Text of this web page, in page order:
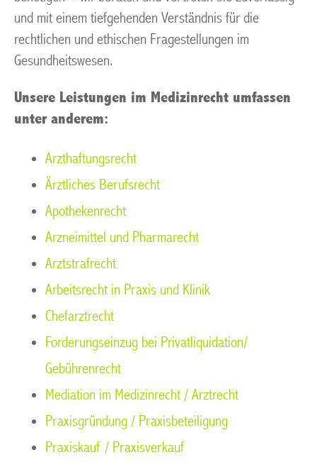
und mit einem tiefgehenden Verständnis für die
rechtlichen und ethischen Fragestellungen im
Gesundheitswesen.
Unsere Leistungen im Medizinrecht umfassen
unter anderem:
Arzthaftungsrecht
Ärztliches Berufsrecht
Apothekenrecht
Arzneimittel und Pharmarecht
Arztstrafrecht
Arbeitsrecht in Praxis und Klinik
Chefarztrecht
Forderungseinzug bei Privatliquidation/
Gebührenrecht
Mediation im Medizinrecht / Arztrecht
Praxisgründung / Praxisbeteiligung
Praxiskauf / Praxisverkauf